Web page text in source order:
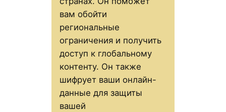
вам обойти
региональные
ограничения и получить
доступ к глобальному
контенту. Он также
шифрует ваши онлайн-
данные для защиты
вашей